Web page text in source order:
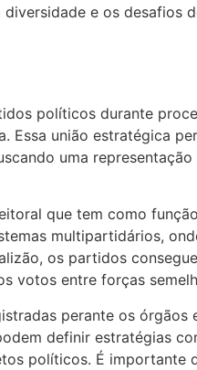
e os desafios
políticos durante
Essa união estratégica
uma
que tem como
multipartidários,
os partidos
votos entre forças
perante os órgãos
definir estratégias
políticos. É importante